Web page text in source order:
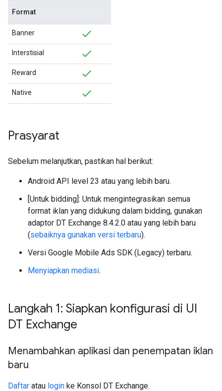
Format
Banner
Interstisial
Reward
Native
Prasyarat
Sebelum melanjutkan, pastikan hal berikut:
Android API level 23 atau yang lebih baru.
[Untuk bidding]: Untuk mengintegrasikan semua
format iklan yang didukung dalam bidding, gunakan
adaptor DT Exchange 8.4.2.0 atau yang lebih baru
(sebaiknya gunakan versi terbaru).
Versi Google Mobile Ads SDK (Legacy) terbaru.
Menyiapkan mediasi.
Langkah 1: Siapkan konfigurasi di UI
DT Exchange
Menambahkan aplikasi dan penempatan iklan
baru
Daftar atau login ke Konsol DT Exchange.